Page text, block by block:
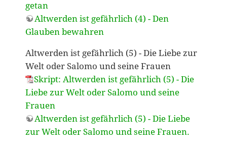
getan
Altwerden ist gefährlich (4) - Den
Glauben bewahren
Altwerden ist gefährlich (5) - Die Liebe zur
Welt oder Salomo und seine Frauen
Skript: Altwerden ist gefährlich (5) - Die
Liebe zur Welt oder Salomo und seine
Frauen
Altwerden ist gefährlich (5) - Die Liebe
zur Welt oder Salomo und seine Frauen.